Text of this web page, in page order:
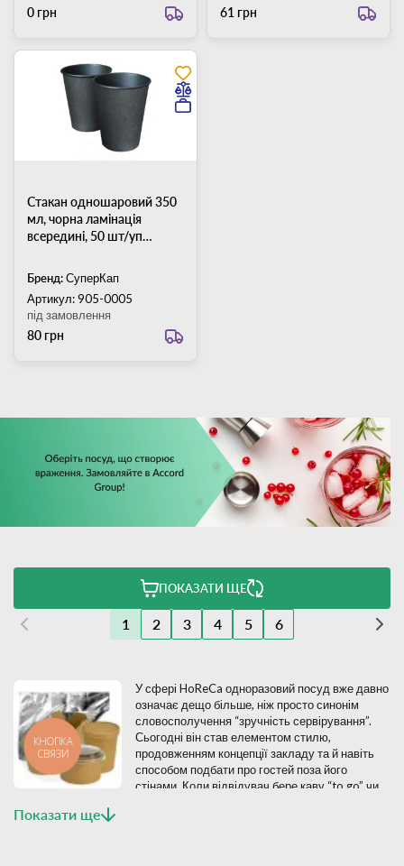
0 грн 61 грн
Стакан одношаровий 350
мл, чорна ламінація
всередині, 50 шт/уп
Бренд:СуперКап
Артикул: 905-0005
80 грн
під замовлення
1 2 3 4 5 6
ПОКАЗАТИ ЩЕ
У сфері HoReCa одноразовий посуд вже давно
означає дещо більше, ніж просто синонім
словосполучення “зручність сервірування”.
Сьогодні він став елементом стилю,
продовженням концепції закладу та й навіть
способом подбати про гостей поза його
стінами. Коли відвідувач бере каву “to go” чи
перше враження від закладу, від відчуття у руках до візуального
Показати ще
КНОПКА
СВЯЗИ